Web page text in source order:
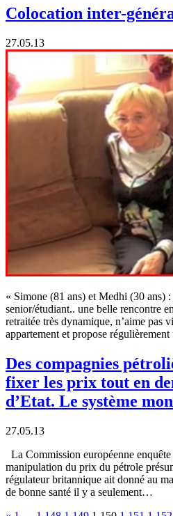
Colocation inter-
27.05.13
« Simone (81 ans) et Medhi (30 ans)
senior/étudiant.. une belle rencontre
retraitée très dynamique, n’aime pas
appartement et propose
Des compagnies
fixer les prix tout en
d’Etat. Le système
27.05.13
La Commission européenne
manipulation du prix du pétrole
régulateur britannique ait donné au
de bonne santé il y a seulement…